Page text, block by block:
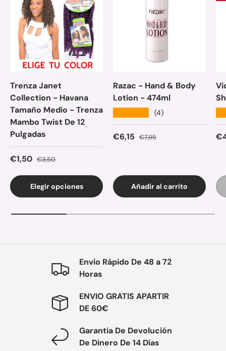
Trenza Janet
Collection - Havana
Tamaño Medio - Trenza
Mambo Twist De 12
Pulgadas
Precio de venta
€1,50 Precio normal
€3,50
Elegir opciones
Razac - Hand & Body
Lotion - 474ml
(4)
Precio de venta
€6,15 Precio normal
€7,95
Añadir al carrito
Envío Rápido De 48 a 72
Horas
ENVIO GRATIS APARTIR
DE 60€
Garantia De Devolución
De Dinero De 14 Días